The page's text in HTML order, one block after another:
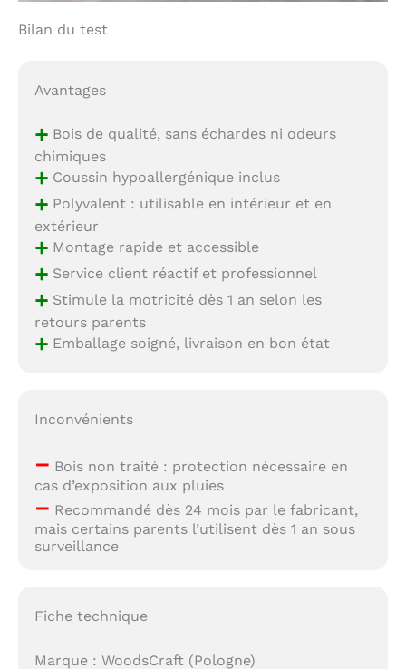
Bilan du test
Avantages
+Bois de qualité, sans échardes ni odeurs
chimiques
+Coussin hypoallergénique inclus
+Polyvalent : utilisable en intérieur et en
extérieur
+Montage rapide et accessible
+Service client réactif et professionnel
+Stimule la motricité dès 1 an selon les
retours parents
+Emballage soigné, livraison en bon état
Inconvénients
– Bois non traité : protection nécessaire en
cas d’exposition aux pluies
– Recommandé dès 24 mois par le fabricant,
mais certains parents l’utilisent dès 1 an sous
surveillance
Fiche technique
Marque : WoodsCraft (Pologne)